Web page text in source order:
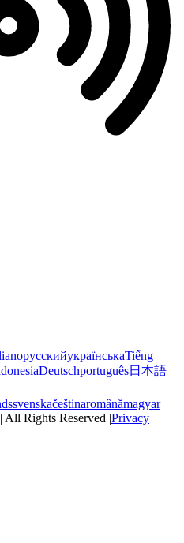
русскийукраїнськаTiếng
Deutschportuguês日本語
svenskačeštinaromânămagyar
Rights Reserved |Privacy